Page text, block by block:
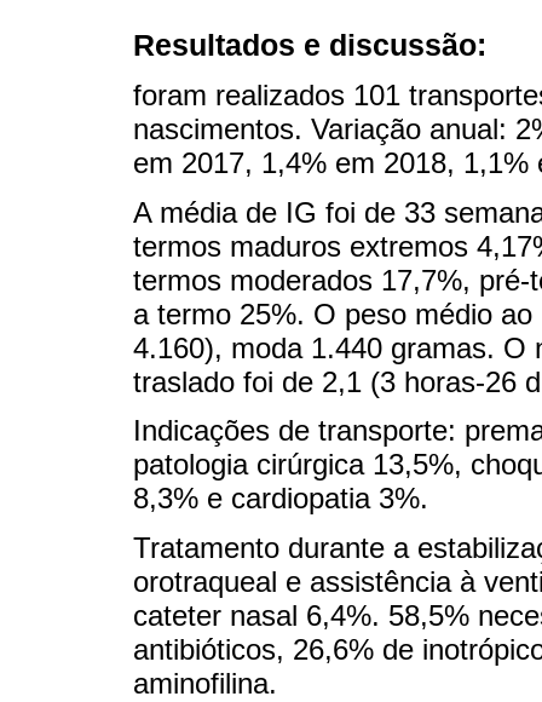
Resultados e discussão:
foram realizados 101
nascimentos. Variação anual:
em 2017, 1,4% em 2018,
A média de IG foi de 33
termos maduros extremos
termos moderados 17,7%,
a termo 25%. O peso médio
4.160), moda 1.440 gramas. O
traslado foi de 2,1 (3 horas-26
Indicações de transporte:
patologia cirúrgica 13,5%,
8,3% e cardiopatia 3%.
Tratamento durante a
orotraqueal e assistência à
cateter nasal 6,4%. 58,5%
antibióticos, 26,6% de
aminofilina.